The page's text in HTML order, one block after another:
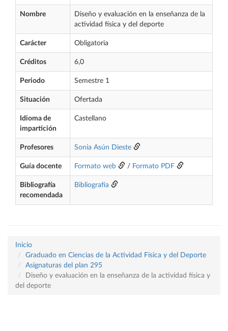
Nombre
Diseño y evaluación en la enseñanza de la
actividad física y del deporte
Carácter Obligatoria
Créditos 6,0
Periodo Semestre 1
Situación Ofertada
Idioma de
impartición
Castellano
Profesores Sonia Asún Dieste
Guía docente Formato web / Formato PDF
Bibliografía
recomendada
Bibliografía
Inicio
Graduado en Ciencias de la Actividad Física y del Deporte
Asignaturas del plan 295
Diseño y evaluación en la enseñanza de la actividad física y
del deporte